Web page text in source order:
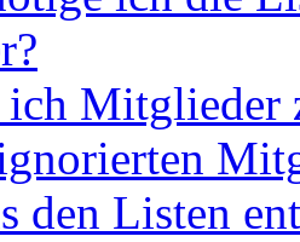
Mitglieder
den Listen